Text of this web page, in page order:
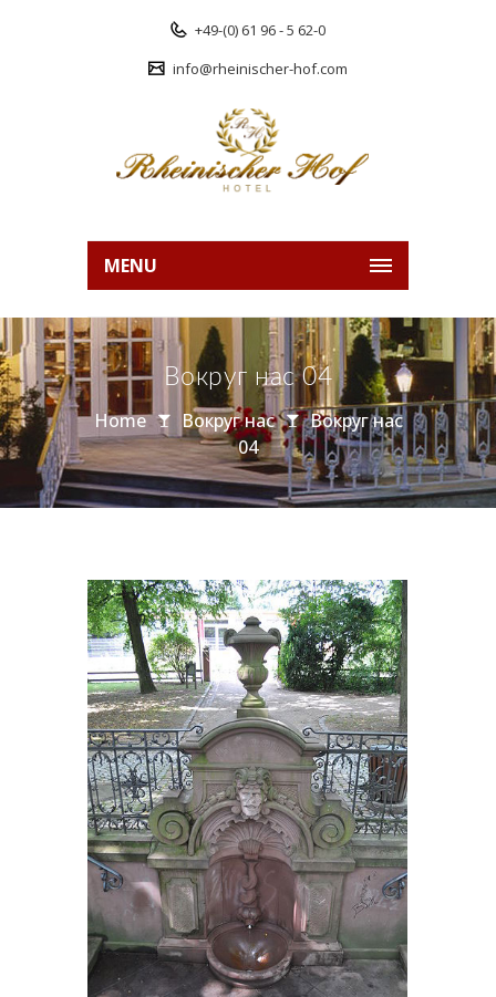
+49-(0) 61 96 - 5 62-0
info@rheinischer-hof.com
MENU
Вокруг нас 04
Home Вокруг нас
Вокруг нас
04